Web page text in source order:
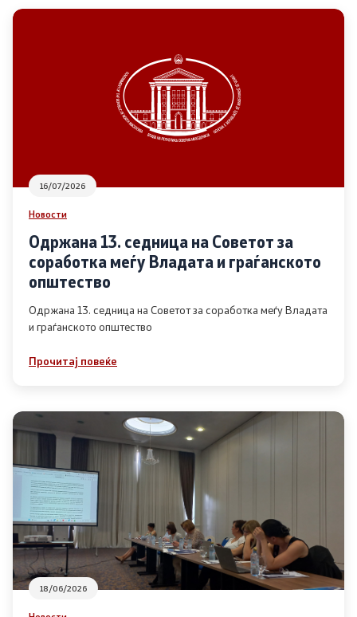
Извештаи
Список на ОЈИ
Контакт
Контакт
Линкови
Изјава за пристапност
Со еден клик до сите услуги
16/07/2026
Новости
Одржана 13. седница на Советот за
соработка меѓу Владата и граѓанското
општество
Одржана 13. седница на Советот за соработка меѓу Владата
и граѓанското општество
Прочитај повеќе
18/06/2026